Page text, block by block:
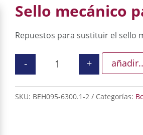
Sello mecánico
Repuestos para sustituir el sello
Sello mecánico para
- +
SKU: BEH095-6300.1-2 Categorías: